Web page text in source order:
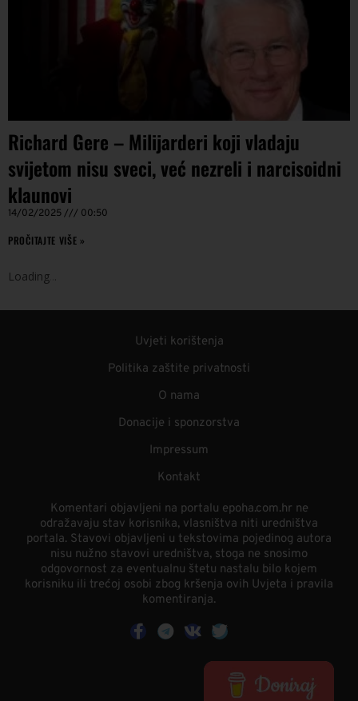
Richard Gere – Milijarderi koji vladaju
svijetom nisu sveci, već nezreli i narcisoidni
klaunovi
14/02/2025 00:50
PROČITAJTE VIŠE »
Loading .
Uvjeti korištenja
Politika zaštite privatnosti
O nama
Donacije i sponzorstva
Impressum
Kontakt
Komentari objavljeni na portalu epoha.com.hr ne
odražavaju stav korisnika, vlasništva niti uredništva
portala. Stavovi objavljeni u tekstovima pojedinog autora
nisu nužno stavovi uredništva, stoga ne snosimo
odgovornost za eventualnu štetu nastalu bilo kojem
korisniku ili trećoj osobi zbog kršenja ovih Uvjeta i pravila
komentiranja.